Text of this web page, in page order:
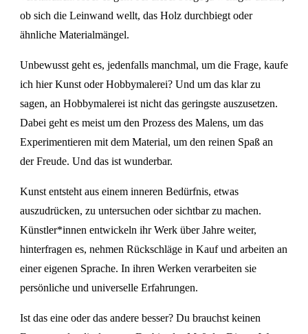
ob sich die Leinwand wellt, das Holz durchbiegt oder
ähnliche Materialmängel.
Unbewusst geht es, jedenfalls manchmal, um die Frage, kaufe
ich hier Kunst oder Hobbymalerei? Und um das klar zu
sagen, an Hobbymalerei ist nicht das geringste auszusetzen.
Dabei geht es meist um den Prozess des Malens, um das
Experimentieren mit dem Material, um den reinen Spaß an
der Freude. Und das ist wunderbar.
Kunst entsteht aus einem inneren Bedürfnis, etwas
auszudrücken, zu untersuchen oder sichtbar zu machen.
Künstler*innen entwickeln ihr Werk über Jahre weiter,
hinterfragen es, nehmen Rückschläge in Kauf und arbeiten an
einer eigenen Sprache. In ihren Werken verarbeiten sie
persönliche und universelle Erfahrungen.
Ist das eine oder das andere besser? Du brauchst keinen